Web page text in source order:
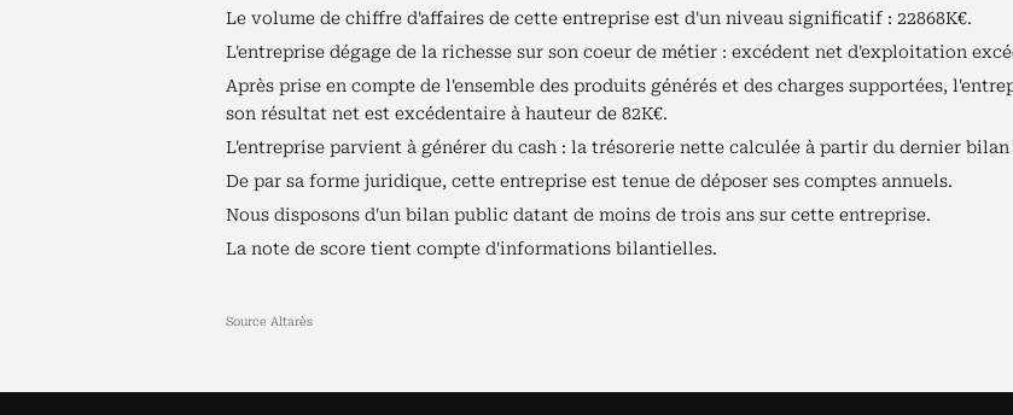
Le volume de chiffre d'affaires de cette entreprise est d'un niveau significatif : 22868K€.
L'entreprise dégage de la richesse sur son coeur de métier : excédent net d'exploitation
Après prise en compte de l'ensemble des produits générés et des charges supportées,
son résultat net est excédentaire à hauteur de 82K€.
L'entreprise parvient à générer du cash : la trésorerie nette calculée à partir du dernier bilan
De par sa forme juridique, cette entreprise est tenue de déposer ses comptes annuels.
Nous disposons d'un bilan public datant de moins de trois ans sur cette entreprise.
La note de score tient compte d'informations bilantielles.
Source Altarès